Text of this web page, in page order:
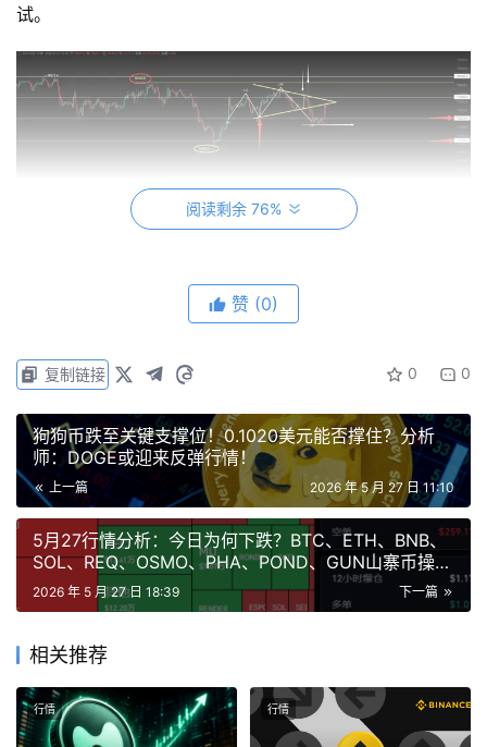
试。
低吸来回撸即可，中间位置耐心等待行情跑出 开始以为斐
波那契0.618位置2061经不起回踩，早上两次下插针迅速形
成反弹，短暂来看支撑有效
（1）2109支撑阻力互换，到达位置减仓70%，尾仓继续上
看2148附近 2148依旧阻力，触摸不破还是做空位置，懂滴
都懂
（2）左侧埋伏2148做空，补仓2174，防守2197，目标
近。
阅读剩余 76%
赞 (0)
0 0
复制链接
狗狗币跌至关键支撑位！0.1020美元能否撑住？分析
师：DOGE或迎来反弹行情！
上一篇 2026 年 5 月 27 日 11:10
5月27行情分析：今日为何下跌？BTC、ETH、BNB、
SOL、REQ、OSMO、PHA、POND、GUN山寨币操作
建议！
下一篇
2026 年 5 月 27 日 18:39
相关推荐
行情 行情